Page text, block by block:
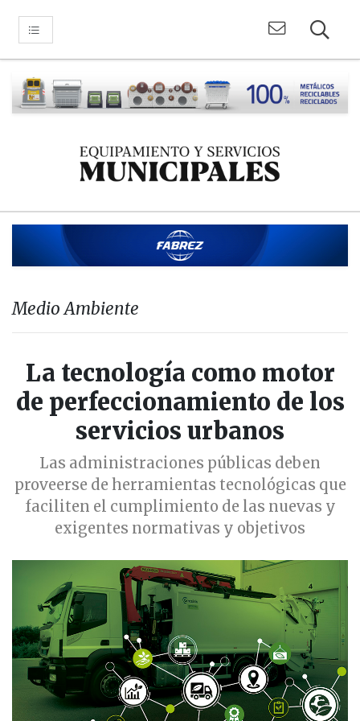
Medio Ambiente
La tecnología como motor
de perfeccionamiento de los
servicios urbanos
Las administraciones públicas deben
proveerse de herramientas tecnológicas que
faciliten el cumplimiento de las nuevas y
exigentes normativas y objetivos